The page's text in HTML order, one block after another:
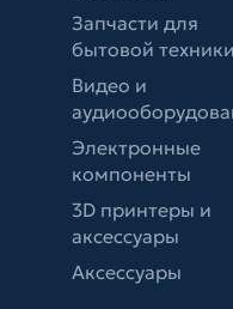
Запчасти для
бытовой техники
Видео и
Электронные
компоненты
3D принтеры и
аксессуары
Аксессуары